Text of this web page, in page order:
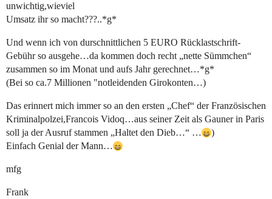
unwichtig,wieviel
Umsatz ihr so macht???..*g*
Und wenn ich von durschnittlichen 5 EURO Rücklastschrift-
Gebühr so ausgehe…da kommen doch recht „nette Sümmchen“
zusammen so im Monat und aufs Jahr gerechnet…*g*
(Bei so ca.7 Millionen "notleidenden Girokonten…)
Das erinnert mich immer so an den ersten „Chef“ der Französischen
Kriminalpolzei,Francois Vidoq…aus seiner Zeit als Gauner in Paris
soll ja der Ausruf stammen „Haltet den Dieb…“ …
)
Einfach Genial der Mann…
mfg
Frank